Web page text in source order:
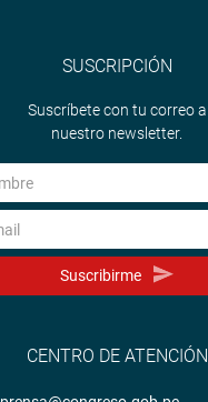
SUSCRIPCIÓN
Suscríbete con tu correo a
nuestro newsletter.
Suscribirme
CENTRO DE ATENCIÓN